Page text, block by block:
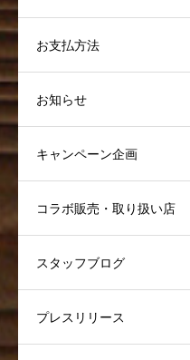
お支払方法
お知らせ
キャンペーン企画
コラボ販売・取り扱い店
スタッフブログ
プレスリリース